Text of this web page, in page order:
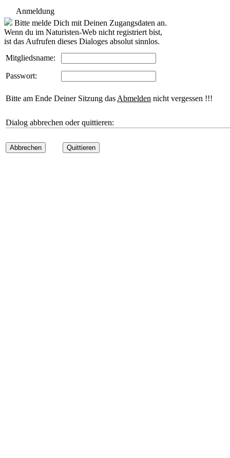
Anmeldung
Bitte melde Dich mit Deinen Zugangsdaten an.
Wenn du im Naturisten-Web nicht registriert bist,
ist das Aufrufen dieses Dialoges absolut sinnlos.
Mitgliedsname:
Passwort:
Bitte am Ende Deiner Sitzung das Abmelden nicht vergessen !!!
Dialog abbrechen oder quittieren:
Abbrechen Quittieren